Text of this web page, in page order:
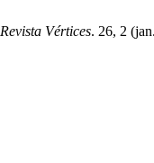
Revista Vértices. 26, 2